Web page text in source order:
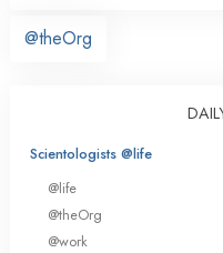
@theOrg
Scientologists @life
@life
@theOrg
@work